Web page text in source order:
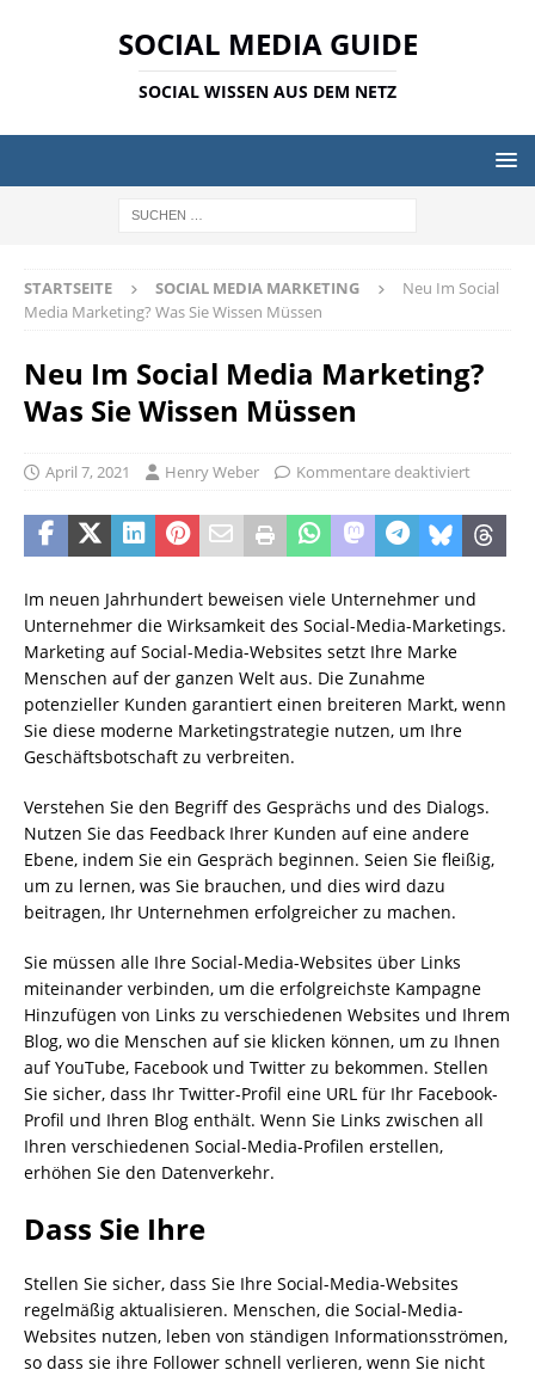
SOCIAL MEDIA GUIDE
SOCIAL WISSEN AUS DEM NETZ
STARTSEITE SOCIAL MEDIA MARKETING
Neu Im Social
Media Marketing? Was Sie Wissen Müssen
Neu Im Social Media Marketing?
Was Sie Wissen Müssen
April 7, 2021 Henry Weber Kommentare deaktiviert
Im neuen Jahrhundert beweisen viele Unternehmer und
Unternehmer die Wirksamkeit des Social-Media-Marketings.
Marketing auf Social-Media-Websites setzt Ihre Marke
Menschen auf der ganzen Welt aus. Die Zunahme
potenzieller Kunden garantiert einen breiteren Markt, wenn
Sie diese moderne Marketingstrategie nutzen, um Ihre
Geschäftsbotschaft zu verbreiten.
Verstehen Sie den Begriff des Gesprächs und des Dialogs.
Nutzen Sie das Feedback Ihrer Kunden auf eine andere
Ebene, indem Sie ein Gespräch beginnen. Seien Sie fleißig,
um zu lernen, was Sie brauchen, und dies wird dazu
beitragen, Ihr Unternehmen erfolgreicher zu machen.
Sie müssen alle Ihre Social-Media-Websites über Links
miteinander verbinden, um die erfolgreichste Kampagne
Hinzufügen von Links zu verschiedenen Websites und Ihrem
Blog, wo die Menschen auf sie klicken können, um zu Ihnen
auf YouTube, Facebook und Twitter zu bekommen. Stellen
Sie sicher, dass Ihr Twitter-Profil eine URL für Ihr Facebook-
Profil und Ihren Blog enthält. Wenn Sie Links zwischen all
Ihren verschiedenen Social-Media-Profilen erstellen,
erhöhen Sie den Datenverkehr.
Dass Sie Ihre
Stellen Sie sicher, dass Sie Ihre Social-Media-Websites
regelmäßig aktualisieren. Menschen, die Social-Media-
Websites nutzen, leben von ständigen Informationsströmen,
so dass sie ihre Follower schnell verlieren, wenn Sie nicht